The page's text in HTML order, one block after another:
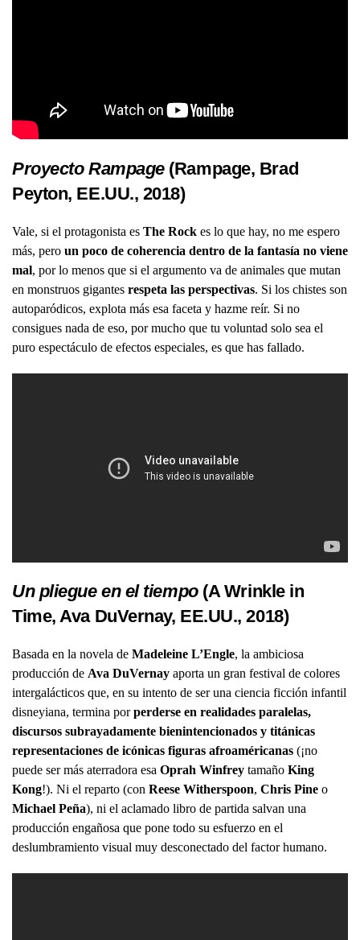
Proyecto Rampage(Rampage, Brad
Peyton, EE.UU., 2018)
Vale, si el protagonista es The Rock es lo que hay, no me espero
más, pero un poco de coherencia dentro de la fantasía no viene
mal, por lo menos que si el argumento va de animales que mutan
en monstruos gigantes respeta las perspectivas. Si los chistes son
autoparódicos, explota más esa faceta y hazme reír. Si no
consigues nada de eso, por mucho que tu voluntad solo sea el
puro espectáculo de efectos especiales, es que has fallado.
Un pliegue en el tiempo(A Wrinkle in
Time, Ava DuVernay, EE.UU., 2018)
Basada en la novela de Madeleine L’Engle, la ambiciosa
producción de Ava DuVernay aporta un gran festival de colores
intergalácticos que, en su intento de ser una ciencia ficción infantil
disneyiana, termina porperderse en realidades paralelas,
discursos subrayadamente bienintencionados y titánicas
representaciones de icónicas figuras afroaméricanas (¡no
puede ser más aterradora esa Oprah Winfrey tamaño King
Kong!). Ni el reparto (con Reese Witherspoon, Chris Pine o
Michael Peña), ni el aclamado libro de partida salvan una
producción engañosa que pone todo su esfuerzo en el
deslumbramiento visual muy desconectado del factor humano.